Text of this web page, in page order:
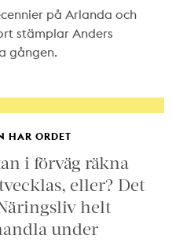
på Arlanda och
stämplar Anders
gången.
HAR ORDET
i förväg räkna
eller? Det
helt
under